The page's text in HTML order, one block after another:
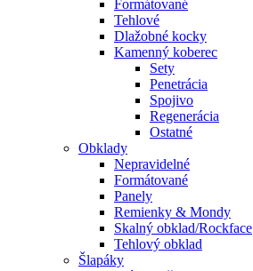
Formátované
Tehlové
Dlažobné kocky
Kamenný koberec
Sety
Penetrácia
Spojivo
Regenerácia
Ostatné
Obklady
Nepravidelné
Formátované
Panely
Remienky & Mondy
Skalný obklad/Rockface
Tehlový obklad
Šlapáky